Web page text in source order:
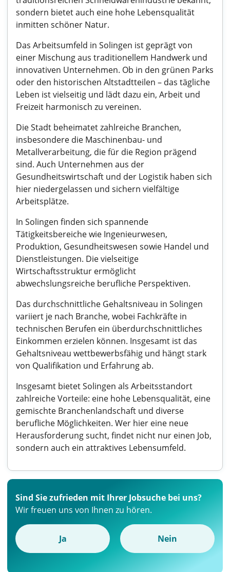
sondern bietet auch eine hohe Lebensqualität
inmitten schöner Natur.
Das Arbeitsumfeld in Solingen ist geprägt von
einer Mischung aus traditionellem Handwerk und
innovativen Unternehmen. Ob in den grünen Parks
oder den historischen Altstadtteilen – das tägliche
Leben ist vielseitig und lädt dazu ein, Arbeit und
Freizeit harmonisch zu vereinen.
Die Stadt beheimatet zahlreiche Branchen,
insbesondere die Maschinenbau- und
Metallverarbeitung, die für die Region prägend
sind. Auch Unternehmen aus der
Gesundheitswirtschaft und der Logistik haben sich
hier niedergelassen und sichern vielfältige
Arbeitsplätze.
In Solingen finden sich spannende
Tätigkeitsbereiche wie Ingenieurwesen,
Produktion, Gesundheitswesen sowie Handel und
Dienstleistungen. Die vielseitige
Wirtschaftsstruktur ermöglicht
abwechslungsreiche berufliche Perspektiven.
Das durchschnittliche Gehaltsniveau in Solingen
variiert je nach Branche, wobei Fachkräfte in
technischen Berufen ein überdurchschnittliches
Einkommen erzielen können. Insgesamt ist das
Gehaltsniveau wettbewerbsfähig und hängt stark
von Qualifikation und Erfahrung ab.
Insgesamt bietet Solingen als Arbeitsstandort
zahlreiche Vorteile: eine hohe Lebensqualität, eine
gemischte Branchenlandschaft und diverse
berufliche Möglichkeiten. Wer hier eine neue
Herausforderung sucht, findet nicht nur einen Job,
sondern auch ein attraktives Lebensumfeld.
Sind Sie zufrieden mit Ihrer Jobsuche bei uns?
Wir freuen uns von Ihnen zu hören.
Ja Nein